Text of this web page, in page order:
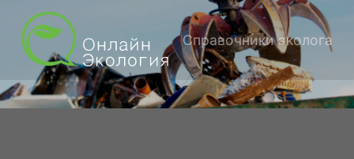
Справочники эколога